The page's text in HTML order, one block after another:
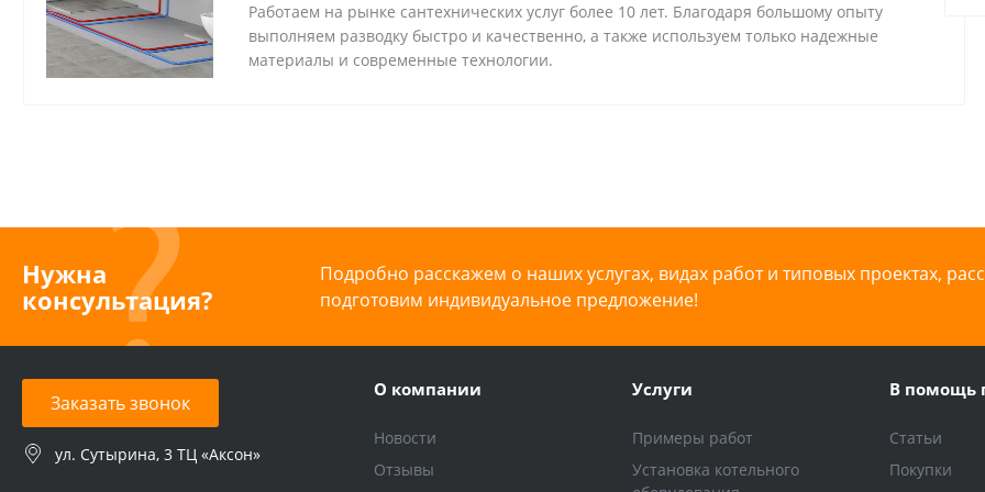
Работаем на рынке сантехнических услуг более 10 лет. Благодаря большому опыту
выполняем разводку быстро и качественно, а также используем только надежные
материалы и современные технологии.
Нужна
консультация?
Подробно расскажем о наших услугах, видах работ и типовых проектах,
подготовим индивидуальное предложение!
Заказать звонок
ул. Сутырина, 3 ТЦ «Аксон»
О компании
Новости
Отзывы
Услуги
Примеры работ
Установка котельного
В помощь
Статьи
Покупки